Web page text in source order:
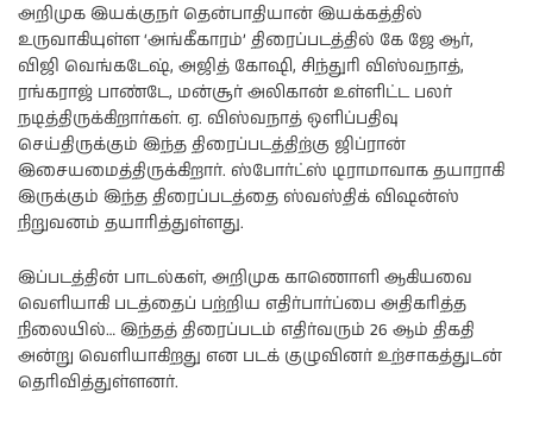
அறிமுக இயக்குநர் தென்பாதியான் இயக்கத்தில்
உருவாகியுள்ள ‘அங்கீகாரம்’ திரைப்படத்தில் கே ஜே ஆர்,
விஜி வெங்கடேஷ், அஜித் கோஷி, சிந்துரி விஸ்வநாத்,
ரங்கராஜ் பாண்டே, மன்சூர் அலிகான் உள்ளிட்ட பலர்
நடித்திருக்கிறார்கள். ஏ. விஸ்வநாத் ஒளிப்பதிவு
செய்திருக்கும் இந்த திரைப்படத்திற்கு ஜிப்ரான்
இசையமைத்திருக்கிறார். ஸ்போர்ட்ஸ் டிராமாவாக தயாராகி
இருக்கும் இந்த திரைப்படத்தை ஸ்வஸ்திக் விஷன்ஸ்
நிறுவனம் தயாரித்துள்ளது.
இப்படத்தின் பாடல்கள், அறிமுக காணொளி ஆகியவை
வெளியாகி படத்தைப் பற்றிய எதிர்பார்ப்பை அதிகரித்த
நிலையில்… இந்தத் திரைப்படம் எதிர்வரும் 26 ஆம் திகதி
அன்று வெளியாகிறது என படக் குழுவினர் உற்சாகத்துடன்
தெரிவித்துள்ளனர்.